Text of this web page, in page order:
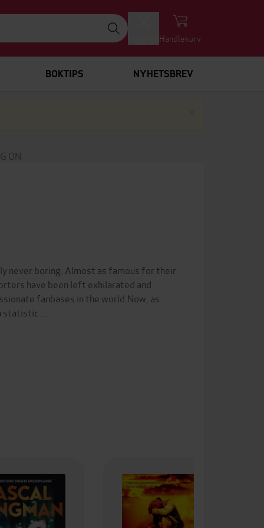
Handlekurv
BOKTIPS NYHETSBREV
ON
never boring. Almost as famous for their
have been left exhilarated and
fanbases in the world.Now, as
statistic…